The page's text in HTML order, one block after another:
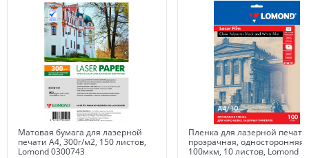
Матовая бумага для лазерной
печати А4, 300г/м2, 150 листов,
Lomond 0300743
Пленка для лазерной печати
прозрачная, односторонняя,
100мкм, 10 листов, Lomond